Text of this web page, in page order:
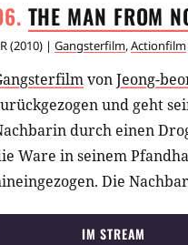
THE MAN FROM
(2010) | Gangsterfilm,Actionfilm
vonJeong-
und geht
durch einen
Ware in seinem
Die
Schnell wird ihm klar,
IM STREAM